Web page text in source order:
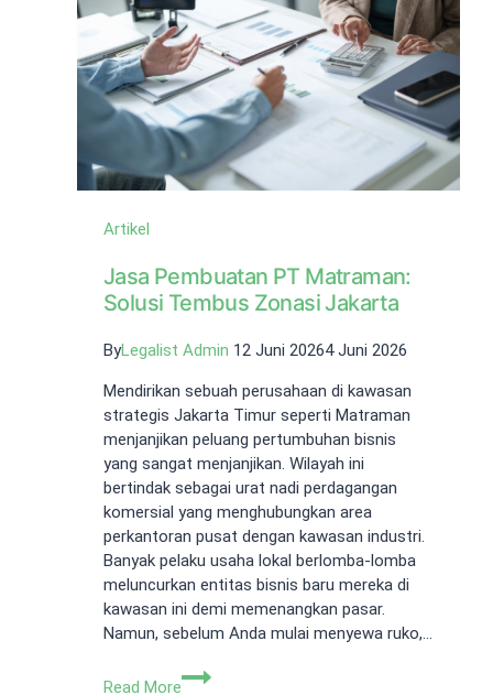
dan
Syarat
Resminya
Artikel
Jasa Pembuatan PT Matraman:
Solusi Tembus Zonasi Jakarta
ByLegalist Admin 12 Juni 20264 Juni 2026
Mendirikan sebuah perusahaan di kawasan
strategis Jakarta Timur seperti Matraman
menjanjikan peluang pertumbuhan bisnis
yang sangat menjanjikan. Wilayah ini
bertindak sebagai urat nadi perdagangan
komersial yang menghubungkan area
perkantoran pusat dengan kawasan industri.
Banyak pelaku usaha lokal berlomba-lomba
meluncurkan entitas bisnis baru mereka di
kawasan ini demi memenangkan pasar.
Namun, sebelum Anda mulai menyewa ruko,…
Read More
Jasa